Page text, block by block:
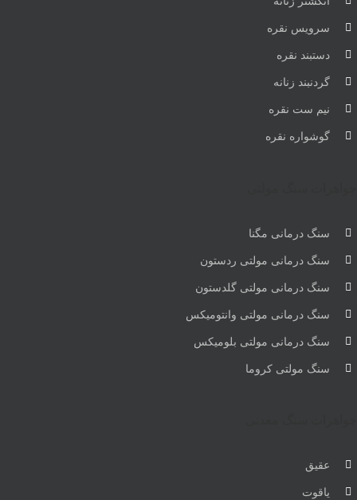
سرویس نقره
دستبند نقره
گردنبند زنانه
نیم ست نقره
گوشواره نقره
سنگ درمانی مگنا
سنگ درمانی مولتی ردستون
سنگ درمانی مولتی گلدستون
سنگ درمانی مولتی وانتومیکس
سنگ درمانی مولتی بلومیکس
سنگ مولتی کروما
عقیق
یاقوت